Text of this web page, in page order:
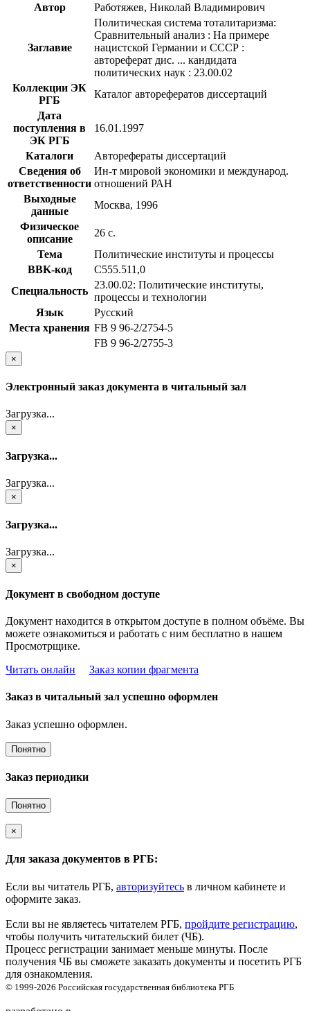
Автор Работяжев, Николай Владимирович
Заглавие
Политическая система тоталитаризма:
Сравнительный анализ : На примере
нацистской Германии и СССР :
автореферат дис. ... кандидата
политических наук : 23.00.02
Коллекции ЭК
РГБ
Каталог авторефератов диссертаций
Дата
поступления в
ЭК РГБ
16.01.1997
Каталоги
Авторефераты диссертаций
Сведения об
ответственности
Ин-т мировой экономики и международ.
отношений РАН
Выходные
данные
Москва, 1996
Физическое
описание
26 с.
Тема
Политические институты и процессы
BBK-код
С555.511,0
Специальность
23.00.02: Политические институты,
процессы и технологии
Язык
Русский
Места хранения FB 9 96-2/2754-5
FB 9 96-2/2755-3
×
Электронный заказ документа в читальный зал
Загрузка...
×
Загрузка...
Загрузка...
×
Загрузка...
Загрузка...
×
Документ в свободном доступе
Документ находится в открытом доступе в полном объёме. Вы
можете ознакомиться и работать с ним бесплатно в нашем
Просмотрщике.
Читать онлайн
Заказ копии фрагмента
Заказ в читальный зал успешно оформлен
Заказ успешно оформлен.
Понятно
Заказ периодики
Понятно
×
Для заказа документов в РГБ:
Если вы читатель РГБ, авторизуйтесь в личном кабинете и
оформите заказ.
Если вы не являетесь читателем РГБ, пройдите регистрацию,
чтобы получить читательский билет (ЧБ).
Процесс регистрации занимает меньше минуты. После
получения ЧБ вы сможете заказать документы и посетить РГБ
для ознакомления.
© 1999-2026 Российская государственная библиотека РГБ